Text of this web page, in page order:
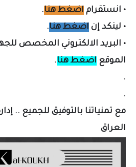
• انستقرام اضغط هنا.
• لينكد إن اضغط هنا.
• البريد الالكتروني المخصص لل
الموقع اضغط هنا.
.
.
مع تمنياتنا بالتوفيق للجميع ..
العراق